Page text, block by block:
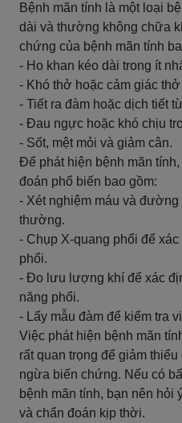
Bệnh mãn tính là một loại
dài và thường không chữa
chứng của bệnh mãn tính
- Ho khan kéo dài trong ít
- Khó thở hoặc cảm giác
- Tiết ra đàm hoặc dịch tiết
- Đau ngực hoặc khó chịu
- Sốt, mệt mỏi và giảm cân.
Để phát hiện bệnh mãn
đoán phổ biến bao gồm:
- Xét nghiệm máu và
thường.
- Chụp X-quang phổi để
phổi.
- Đo lưu lượng khí để xác
năng phổi.
- Lấy mẫu đàm để kiểm tra
Việc phát hiện bệnh mãn
rất quan trọng để giảm
ngừa biến chứng. Nếu có
bệnh mãn tính, bạn nên hỏi
và chẩn đoán kịp thời.